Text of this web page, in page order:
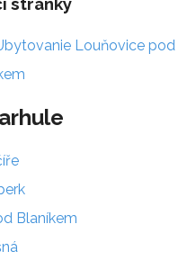
Louňovice pod
Blaníkem